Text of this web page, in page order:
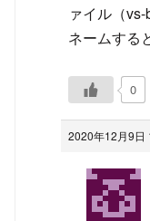
ァイル（
ネームする
0
2020年12月9日